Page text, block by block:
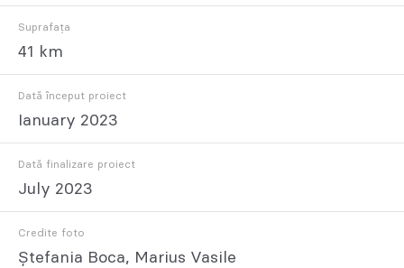
Suprafața
41 km
Dată început proiect
Ianuary 2023
Dată finalizare proiect
July 2023
Credite foto
Ștefania Boca, Marius Vasile